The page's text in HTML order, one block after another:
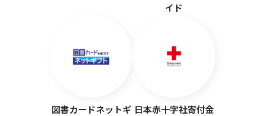
イド
図書カードネットギ 日本赤十字社寄付金